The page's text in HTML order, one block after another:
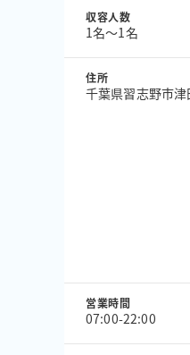
収容人数
1名〜1名
住所
千葉県習志野市
営業時間
07:00-22:00